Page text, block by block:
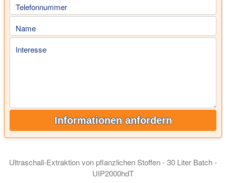
Telefonnummer
Name
Interesse
Informationen anfordern
Ultraschall-Extraktion von pflanzlichen Stoffen - 30 Liter Batch -
UIP2000hdT